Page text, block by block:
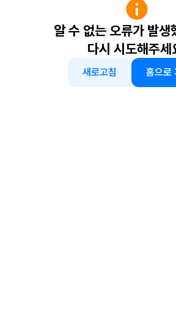
알 수 없는 오류가 발생
다시 시도해주세
새로고침 홈으로